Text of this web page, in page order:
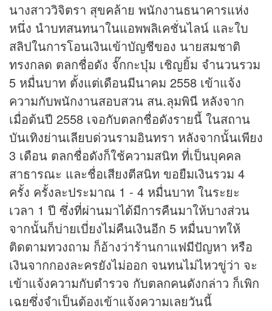
นางสาววิจิตรา สุขคล้าย พนักงานธนาคารแห่ง
หนึ่ง นำบทสนทนาในแอพพลิเคชั่นไลน์ และใบ
สลิปในการโอนเงินเข้าบัญชีของ นายสมชาติ
ทรงกลด ตลกชื่อดัง จั๊กกะบุ๋ม เชิญยิ้ม จำนวนรวม
5 หมื่นบาท ตั้งแต่เดือนมีนาคม 2558 เข้าแจ้ง
ความกับพนักงานสอบสวน สน.ลุมพินี หลังจาก
เมื่อต้นปี 2558 เจอกับตลกชื่อดังรายนี้ ในสถาน
บันเทิงย่านเลียบด่วนรามอินทรา หลังจากนั้นเพียง
3 เดือน ตลกชื่อดังก็ใช้ความสนิท ที่เป็นบุคคล
สาธารณะ และชื่อเสียงตีสนิท ขอยืมเงินรวม 4
ครั้ง ครั้งละประมาณ 1 - 4 หมื่นบาท ในระยะ
เวลา 1 ปี ซึ่งที่ผ่านมาได้มีการคืนมาให้บางส่วน
จากนั้นก็บ่ายเบี่ยงไม่คืนเงินอีก 5 หมื่นบาทให้
ติดตามทวงถาม ก็อ้างว่าร้านกาแฟมีปัญหา หรือ
เงินจากกองละครยังไม่ออก จนทนไม่ไหวขู่ว่า จะ
เข้าแจ้งความกับตำรวจ กับตลกคนดังกล่าว ก็เพิก
เฉยซึ่งจำเป็นต้องเข้าแจ้งความเลยวันนี้